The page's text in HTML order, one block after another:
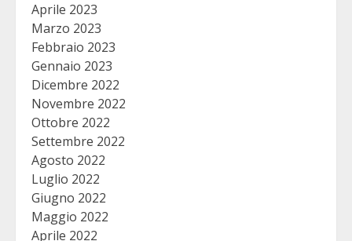
Aprile 2023
Marzo 2023
Febbraio 2023
Gennaio 2023
Dicembre 2022
Novembre 2022
Ottobre 2022
Settembre 2022
Agosto 2022
Luglio 2022
Giugno 2022
Maggio 2022
Aprile 2022